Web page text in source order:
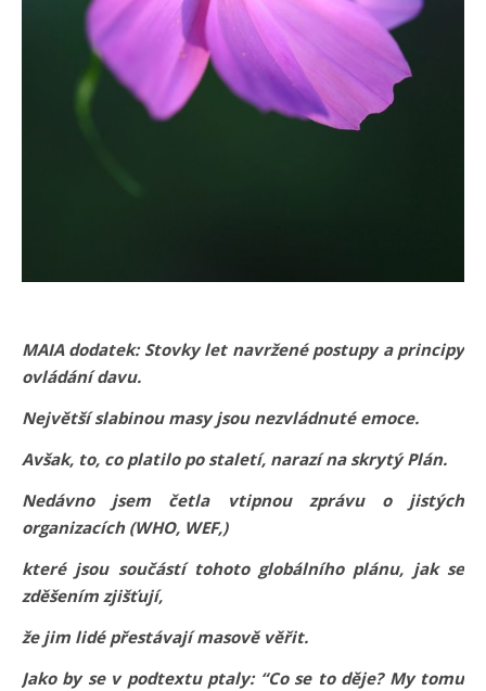
MAIA dodatek: Stovky let navržené postupy a principy
ovládání davu.
Největší slabinou masy jsou nezvládnuté emoce.
Avšak, to, co platilo po staletí, narazí na skrytý Plán.
Nedávno jsem četla vtipnou zprávu o jistých
organizacích (WHO, WEF,)
které jsou součástí tohoto globálního plánu, jak se
zděšením zjišťují,
že jim lidé přestávají masově věřit.
Jako by se v podtextu ptaly: “Co se to děje? My tomu